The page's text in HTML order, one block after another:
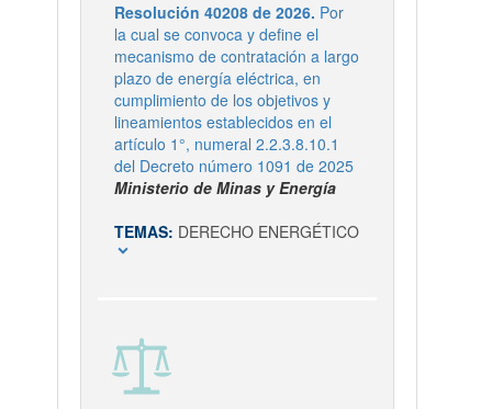
Resolución 40208 de 2026. Por
la cual se convoca y define el
mecanismo de contratación a largo
plazo de energía eléctrica, en
cumplimiento de los objetivos y
lineamientos establecidos en el
artículo 1°, numeral 2.2.3.8.10.1
del Decreto número 1091 de 2025
Ministerio de Minas y Energía
TEMAS: DERECHO ENERGÉTICO
expand_more